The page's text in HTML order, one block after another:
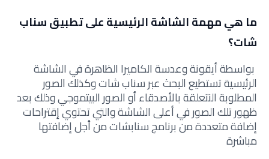
ما هي مهمة الشاشة الرئيسية على تطبيق سناب
شات؟
بواسطة أيقونة وعدسة الكاميرا الظاهرة في الشاشة
الرئيسية تستطيع البحث عبر سناب شات وكذلك الصور
المطلوبة النتعلقة بالأصدقاء أو الصور البيتموجي وذلك بعد
ظهور تلك الصور في أعلى الشاشة والتي تحتوي إقتراحات
إضافة متعددة من برنامج سنابشات من أجل إضافتها
مباشرة